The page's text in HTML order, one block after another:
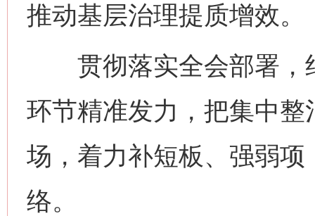
推动基层治理提质增效。
贯彻落实全会部署，
环节精准发力，把集中
场，着力补短板、强弱
络。